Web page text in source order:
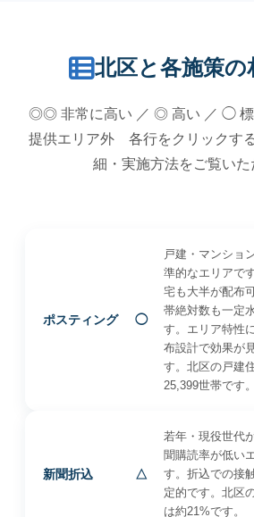
北区と各施策の
◎◎ 非常に高い ／ ◎ 高い ／ ◯
提供エリア外 各行をクリックす
細・実施方法をご覧いた
ポスティング ◯
戸建・マンショ
準的なエリアで
宅も大半が配布
帯絶対数も一定
す。エリア特性
布設計で効果が
す。北区の戸建
25,399世帯です。
新聞折込 △
若年・現役世代
聞購読率が低い
す。折込での接
定的です。北区
は約21%です。